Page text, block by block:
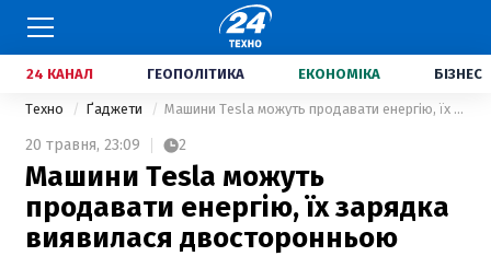
24 КАНАЛ ГЕОПОЛІТИКА ЕКОНОМІКА БІЗНЕС
Техно Ґаджети Машини Tesla можуть продавати енергію, їх зарядка виявилася двосторонньою
20 травня, 23:09 2
Машини Tesla можуть
продавати енергію, їх зарядка
виявилася двосторонньою